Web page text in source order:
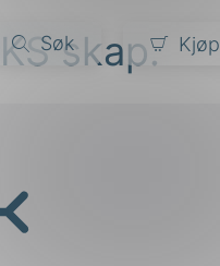
Søkskap.